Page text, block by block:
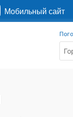
Мобильный сайт